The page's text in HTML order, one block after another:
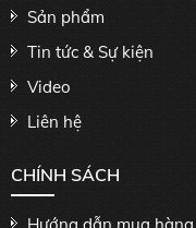
Sản phẩm
Tin tức & Sự kiện
Video
Liên hệ
CHÍNH SÁCH